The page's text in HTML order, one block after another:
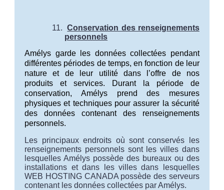
Conservation des renseignements
personnels
Amélys garde les données collectées pendant
différentes périodes de temps, en fonction de leur
nature et de leur utilité dans l’offre de nos
produits et services.
Durant la période de
conservation, Amélys prend des mesures
physiques et techniques pour assurer la sécurité
des données contenant des renseignements
personnels.
Les principaux endroits où sont conservés les
renseignements personnels sont les villes dans
lesquelles Amélys possède des bureaux ou des
installations et dans les villes dans lesquelles
WEB HOSTING CANADA possède des serveurs
contenant les données collectées par Amélys.